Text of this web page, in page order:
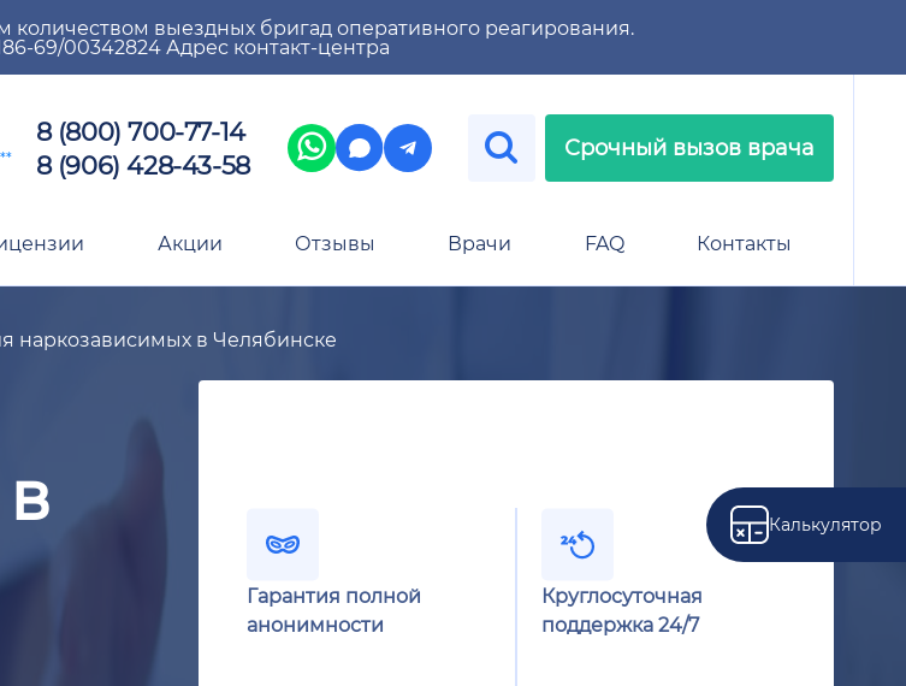
выездных бригад оперативного реагирования.
69/00342824 Адрес контакт-центра
8 (800) 700-77-14
8 (906) 428-43-58
Срочный вызов врача
Акции Отзывы Врачи FAQ Контакты
Калькулятор
наркозависимых в Челябинске
Гарантия полной
анонимности
Круглосуточная
поддержка 24/7